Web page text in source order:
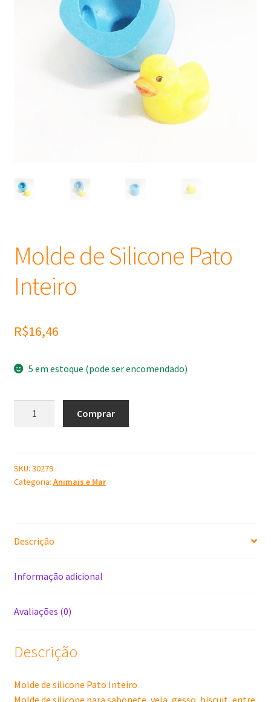
Óleos
Molde de Silicone Pato
Inteiro
R$16,46
5 em estoque (pode ser encomendado)
Inteiro
quantidade
Comprar
SKU: 30279
Categoria: Animais e Mar
Descrição
Informação adicional
Avaliações (0)
Descrição
Molde de silicone Pato Inteiro